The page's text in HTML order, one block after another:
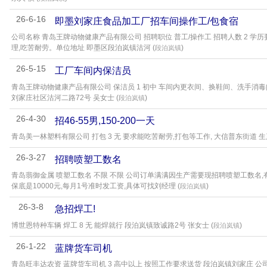
26-6-16 即墨刘家庄食品加工厂招车间操作工/包食宿
公司名称 青岛王牌动物健康产品有限公司 招聘职位 普工/操作工 招聘人数 2 学
理,吃苦耐劳。单位地址 即墨区段泊岚镇沽河 (段泊岚镇)
26-5-15 工厂车间内保洁员
青岛王牌动物健康产品有限公司 保洁员 1 初中 车间内更衣间、换鞋间、洗手消
刘家庄社区沽河二路72号 吴女士 (段泊岚镇)
26-4-30 招46-55男,150-200一天
青岛美一林塑料有限公司 打包 3 无 要求能吃苦耐劳,打包等工作, 大信普东街道
26-3-27 招聘喷塑工数名
青岛翡御金属 喷塑工数名 不限 不限 公司订单满满因生产需要现招聘喷塑工数
保底是10000元,每月1号准时发工资,具体可找刘经理 (段泊岚镇)
26-3-8 急招焊工!
博世恩特种车辆 焊工 8 无 能焊就行 段泊岚镇致诚路2号 张女士 (段泊岚镇)
26-1-22 蓝牌货车司机
青岛旺丰达农资 蓝牌货车司机 3 高中以上 按照工作要求送货 段泊岚镇刘家庄